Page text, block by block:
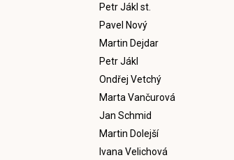
Petr Jákl st.
Pavel Nový
Martin Dejdar
Petr Jákl
Ondřej Vetchý
Marta Vančurová
Jan Schmid
Martin Dolejší
Ivana Velichová